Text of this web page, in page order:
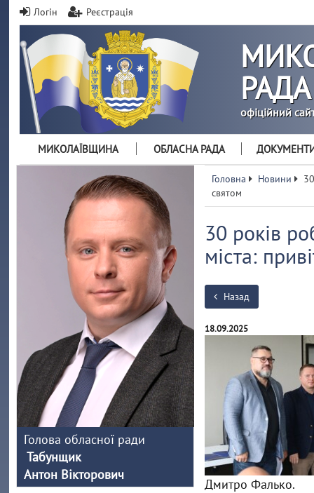
Логін Реєстрація
РАДА
офіційний
МИКОЛАЇВЩИНА ОБЛАСНА РАДА
Головна Новини
святом
30 років
міста:
Назад
18.09.2025
Дмитро Фалько.
Голова обласної ради
Табунщик
Антон Вікторович